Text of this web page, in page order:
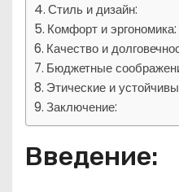
Стиль и дизайн:
Комфорт и эргономика:
Качество и
Бюджетные
Этические и
Заключение:
Введение: